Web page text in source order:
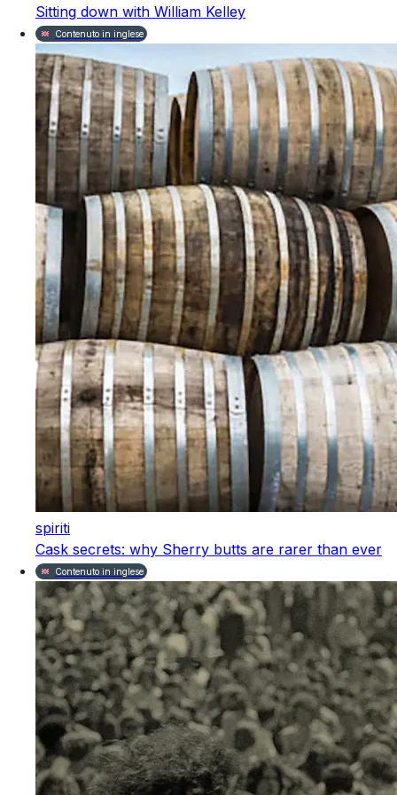
Sitting down with William Kelley
Contenuto in inglese
spiriti
Cask secrets: why Sherry butts are rarer than ever
Contenuto in inglese